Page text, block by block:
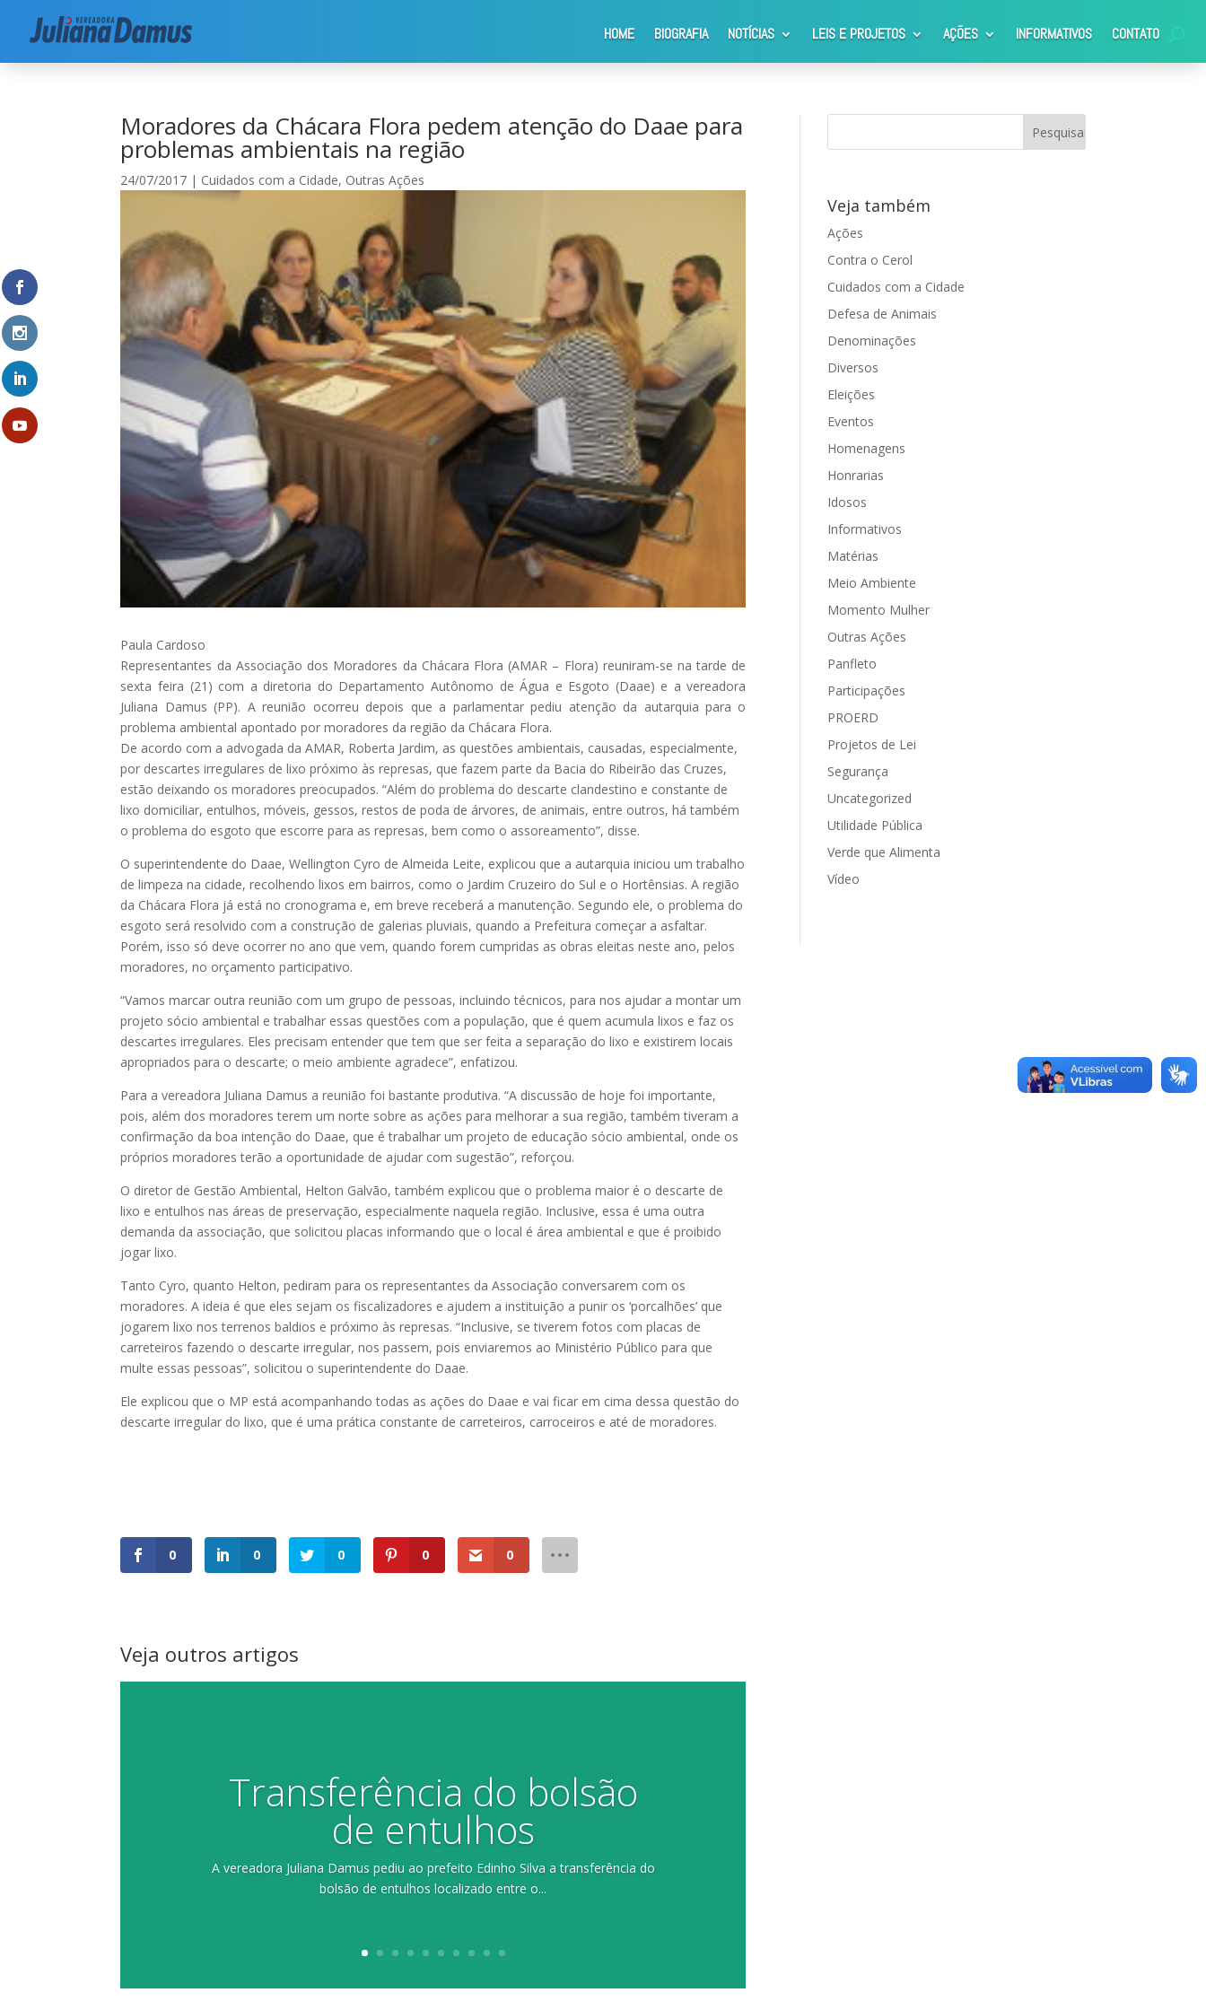
HOME BIOGRAFIA NOTÍCIAS LEIS E PROJETOS AÇÕES INFORMATIVOS CONTATO
Início|Cuidados com a Cidade Moradores da Chácara Flora pedem atenção do Daae para problemas ambientais na região
Moradores da Chácara Flora pedem atenção do Daae para
problemas ambientais na região
24/07/2017 | Cuidados com a Cidade, Outras Ações
Paula Cardoso
Representantes da Associação dos Moradores da Chácara Flora (AMAR – Flora) reuniram-se na tarde de
sexta feira (21) com a diretoria do Departamento Autônomo de Água e Esgoto (Daae) e a vereadora
Juliana Damus (PP). A reunião ocorreu depois que a parlamentar pediu atenção da autarquia para o
problema ambiental apontado por moradores da região da Chácara Flora.
De acordo com a advogada da AMAR, Roberta Jardim, as questões ambientais, causadas, especialmente,
por descartes irregulares de lixo próximo às represas, que fazem parte da Bacia do Ribeirão das Cruzes,
estão deixando os moradores preocupados. “Além do problema do descarte clandestino e constante de
lixo domiciliar, entulhos, móveis, gessos, restos de poda de árvores, de animais, entre outros, há também
o problema do esgoto que escorre para as represas, bem como o assoreamento”, disse.
O superintendente do Daae, Wellington Cyro de Almeida Leite, explicou que a autarquia iniciou um trabalho
de limpeza na cidade, recolhendo lixos em bairros, como o Jardim Cruzeiro do Sul e o Hortênsias. A região
da Chácara Flora já está no cronograma e, em breve receberá a manutenção. Segundo ele, o problema do
esgoto será resolvido com a construção de galerias pluviais, quando a Prefeitura começar a asfaltar.
Porém, isso só deve ocorrer no ano que vem, quando forem cumpridas as obras eleitas neste ano, pelos
moradores, no orçamento participativo.
“Vamos marcar outra reunião com um grupo de pessoas, incluindo técnicos, para nos ajudar a montar um
projeto sócio ambiental e trabalhar essas questões com a população, que é quem acumula lixos e faz os
descartes irregulares. Eles precisam entender que tem que ser feita a separação do lixo e existirem locais
apropriados para o descarte; o meio ambiente agradece”, enfatizou.
Para a vereadora Juliana Damus a reunião foi bastante produtiva. “A discussão de hoje foi importante,
pois, além dos moradores terem um norte sobre as ações para melhorar a sua região, também tiveram a
confirmação da boa intenção do Daae, que é trabalhar um projeto de educação sócio ambiental, onde os
próprios moradores terão a oportunidade de ajudar com sugestão”, reforçou.
O diretor de Gestão Ambiental, Helton Galvão, também explicou que o problema maior é o descarte de
lixo e entulhos nas áreas de preservação, especialmente naquela região. Inclusive, essa é uma outra
demanda da associação, que solicitou placas informando que o local é área ambiental e que é proibido
jogar lixo.
Tanto Cyro, quanto Helton, pediram para os representantes da Associação conversarem com os
moradores. A ideia é que eles sejam os fiscalizadores e ajudem a instituição a punir os ‘porcalhões’ que
jogarem lixo nos terrenos baldios e próximo às represas. “Inclusive, se tiverem fotos com placas de
carreteiros fazendo o descarte irregular, nos passem, pois enviaremos ao Ministério Público para que
multe essas pessoas”, solicitou o superintendente do Daae.
Ele explicou que o MP está acompanhando todas as ações do Daae e vai ficar em cima dessa questão do
descarte irregular do lixo, que é uma prática constante de carreteiros, carroceiros e até de moradores.
0 0 0 0 0
Veja outros artigos
Transferência do bolsão
de entulhos
A vereadora Juliana Damus pediu ao prefeito Edinho Silva a transferência do
bolsão de entulhos localizado entre o...
Veja também
Ações
Contra o Cerol
Cuidados com a Cidade
Defesa de Animais
Denominações
Diversos
Eleições
Eventos
Homenagens
Honrarias
Idosos
Informativos
Matérias
Meio Ambiente
Momento Mulher
Outras Ações
Panfleto
Participações
PROERD
Projetos de Lei
Segurança
Uncategorized
Utilidade Pública
Verde que Alimenta
Vídeo